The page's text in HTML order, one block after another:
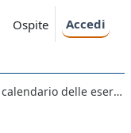
Ospite Accedi
NUOVO calendario delle esercitazioni del corso di Laboratorio di Biologia Cellulare